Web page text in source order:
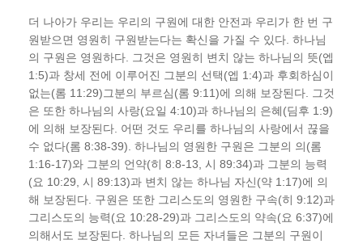
더 나아가 우리는 우리의 구원에 대한 안전과 우리가 한 번 구
원받으면 영원히 구원받는다는 확신을 가질 수 있다. 하나님
의 구원은 영원하다. 그것은 영원히 변치 않는 하나님의 뜻(엡
1:5)과 창세 전에 이루어진 그분의 선택(엡 1:4)과 후회하심이
없는(롬 11:29)그분의 부르심(롬 9:11)에 의해 보장된다. 그것
은 또한 하나님의 사랑(요일 4:10)과 하나님의 은혜(딤후 1:9)
에 의해 보장된다. 어떤 것도 우리를 하나님의 사랑에서 끊을
수 없다(롬 8:38-39). 하나님의 영원한 구원은 그분의 의(롬
1:16-17)와 그분의 언약(히 8:8-13, 시 89:34)과 그분의 능력
(요 10:29, 시 89:13)과 변치 않는 하나님 자신(약 1:17)에 의
해 보장된다. 구원은 또한 그리스도의 영원한 구속(히 9:12)과
그리스도의 능력(요 10:28-29)과 그리스도의 약속(요 6:37)에
의해서도 보장된다. 하나님의 모든 자녀들은 그분의 구원이